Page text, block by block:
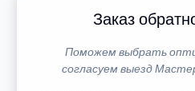
Заказ
Поможем выбрать
согласуем выезд